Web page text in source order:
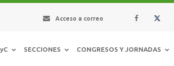
Acceso a correo
SECCIONES CONGRESOS Y JORNADAS